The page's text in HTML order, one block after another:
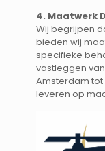
4. Maatwerk
Wij begrijpen
bieden wij
specifieke
vastleggen
Amsterdam tot
leveren op